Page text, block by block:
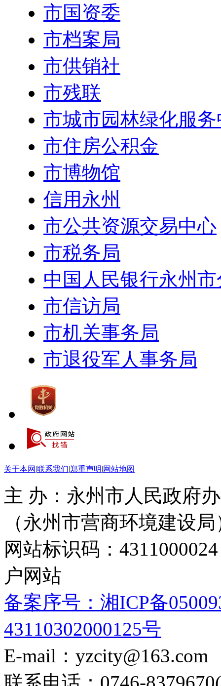
市国资委
市档案局
市供销社
市残联
市城市园林绿化服
市住房公积金
市博物馆
信用永州
市公共资源交易中心
市税务局
中国人民银行永州
市信访局
市机关事务局
市退役军人事务局
关于本网 |联系我们|郑重声明|网站地图
主 办：永州市人民政府
（永州市营商环境建设局
网站标识码：
户网站
备案序号：湘ICP备
43110302000125号
E-mail：yzcity@163.com